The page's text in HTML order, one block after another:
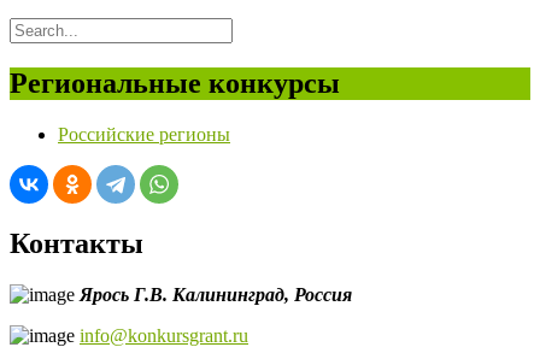
Региональные конкурсы
Российские регионы
Контакты
Ярось Г.В. Калининград, Россия
info@konkursgrant.ru